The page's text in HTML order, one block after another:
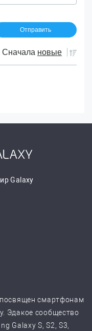
Сначала новые
Galaxy
смартфонам
Эдакое сообщество
Galaxy S, S2, S3,